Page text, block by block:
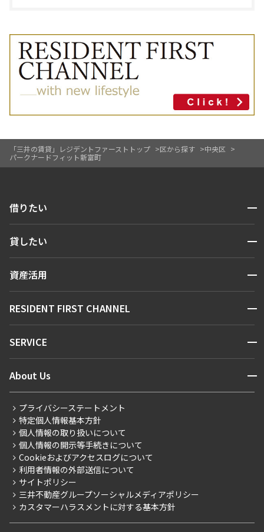
「三井の賃貸」レジデントファーストトップ 区から探す
中央区
パークナードフィット新富町
借りたい 開閉
人気エリアから探す
新着情報から探す
新着募集情報
こだわりから探す
こだわり一覧
プレミアムマンション
新築
当社限定（港区・渋谷区）
当社限定（港区・渋谷区以外）
三井不動産企画
貸したい 開閉
お問い合わせ
資産活用 開閉
お問い合わせ
RESIDENT FIRST CHANNEL 開閉
マンションレポート
住まいのコラム
SERVICE 開閉
会員ページ
ご入居・提携サービス
お部屋探しからご契約まで
よくあるご質問
社宅紹介
【仲介会社様向け】当社仲介事業部取り扱い物件入居申込
About Us 開閉
会社情報
事業案内
採用情報
ニュースリリース
お問い合わせ
プライバシーステートメント
特定個人情報基本方針
個人情報の取り扱いについて
個人情報の開示等手続きについて
Cookieおよびアクセスログについて
利用者情報の外部送信について
サイトポリシー
三井不動産グループソーシャルメディアポリシー
カスタマーハラスメントに対する基本方針